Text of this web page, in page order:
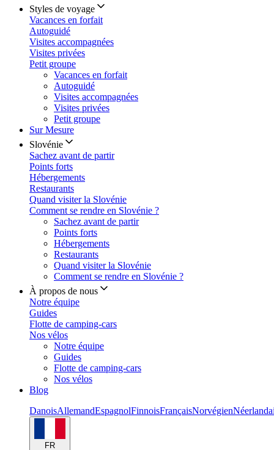
Styles de voyage
Vacances en forfait
Autoguidé
Visites accompagnées
Visites privées
Petit groupe
Vacances en forfait
Autoguidé
Visites accompagnées
Visites privées
Petit groupe
Sur Mesure
Slovénie
Sachez avant de partir
Points forts
Hébergements
Restaurants
Quand visiter la Slovénie
Comment se rendre en Slovénie ?
Sachez avant de partir
Points forts
Hébergements
Restaurants
Quand visiter la Slovénie
Comment se rendre en Slovénie ?
À propos de nous
Notre équipe
Guides
Flotte de camping-cars
Nos vélos
Notre équipe
Guides
Flotte de camping-cars
Nos vélos
Blog
DanoisAllemandEspagnolFinnoisFrançaisNorvégien
FR